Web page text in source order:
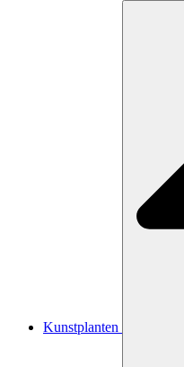
Kunstplanten